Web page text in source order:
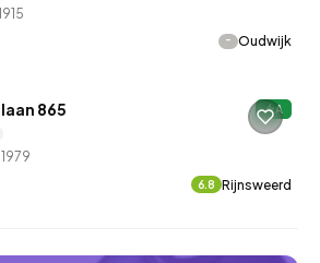
- Oudwijk
865 A
1979
6.8 Rijnsweerd